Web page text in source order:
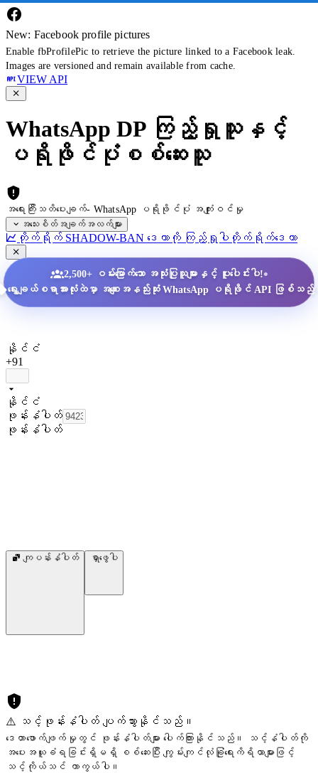
New: Facebook profile pictures
Enable fbProfilePic to retrieve the picture linked to a Facebook leak.
Images are versioned and remain available from cache.
VIEW API
WhatsApp DP ကြည့်ရှုသူနှင့်
ပရိုဖိုင်ပုံစစ်ဆေးသူ
အရေးကြီးသတိပေးချက်- WhatsApp ပရိုဖိုင်ပုံ အကျုံးဝင်မှု
အသေးစိတ်အချက်အလက်များ
တိုက်ရိုက် SHADOW-BAN ဒေတာကို ကြည့်ရှုပါ တိုက်ရိုက်ဒေတာ
2,500+ ဝမ်းမြောက်သော အသုံးပြုသူများနှင့် ပူးပေါင်းပါ!•
ရွေးချယ်စရာအားလုံးထဲမှာ အစျေးအနည်းဆုံး WhatsApp ပရိုဖိုင် API ဖြစ်သ
နိုင်ငံ
+91
နိုင်ငံ
ဖုန်းနံပါတ်
ဖုန်းနံပါတ်
ကျပန်းနံပါတ် ရှာဖွေပါ
⚠️ သင့်ဖုန်းနံပါတ် ပျက်သွားနိုင်သည်။
ဒေတာဖောက်ဖျက်မှုတွင် ဖုန်းနံပါတ်များ ပေါက်ကြားနိုင်သည်။ သင့်နံပါတ်ကို
အပေးအယူခံရခြင်းရှိမရှိ စစ်ဆေးပြီး ကျွမ်းကျင်လုံခြုံရေးကိရိယာများဖြင့်
သင့်ကိုယ်သင် ကာကွယ်ပါ။